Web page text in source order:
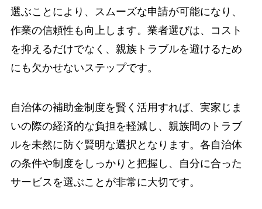
選ぶことにより、スムーズな申請が可能になり、
作業の信頼性も向上します。業者選びは、コスト
を抑えるだけでなく、親族トラブルを避けるため
にも欠かせないステップです。
自治体の補助金制度を賢く活用すれば、実家じま
いの際の経済的な負担を軽減し、親族間のトラブ
ルを未然に防ぐ賢明な選択となります。各自治体
の条件や制度をしっかりと把握し、自分に合った
サービスを選ぶことが非常に大切です。